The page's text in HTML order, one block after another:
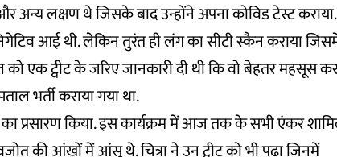
अन्य लक्षण थे जिसके बाद उन्होंने अपना कोविड टेस्ट कराया.
आई थी. लेकिन तुरंत ही लंग का सीटी स्कैन कराया
को एक ट्वीट के जरिए जानकारी दी थी कि वो बेहतर महसूस
भर्ती कराया गया था.
प्रसारण किया. इस कार्यक्रम में आज तक के सभी एंकर
की आंखों में आंसू थे. चित्रा ने उन ट्वीट को भी पढ़ा जिनमें